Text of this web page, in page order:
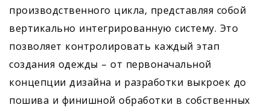
производственного цикла, представляя собой
вертикально интегрированную систему. Это
позволяет контролировать каждый этап
создания одежды – от первоначальной
концепции дизайна и разработки выкроек до
пошива и финишной обработки в собственных